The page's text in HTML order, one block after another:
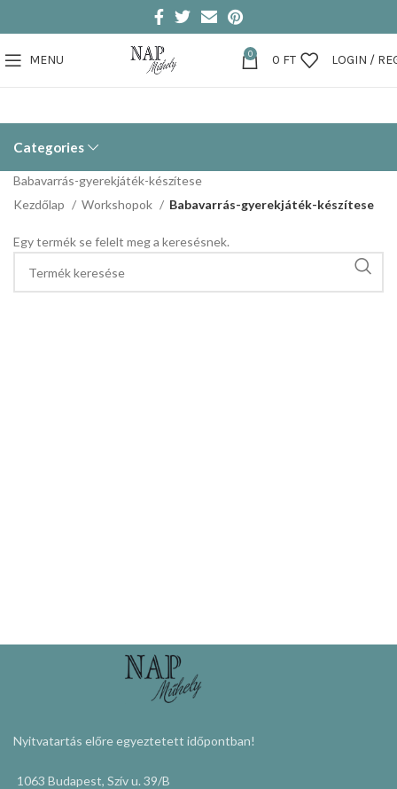
MENU 0 0 FT LOGIN /
Categories
Babavarrás-gyerekjáték-készítese
Kezdőlap
Workshopok Babavarrás-gyerekjáték-készítese
Egy termék se felelt meg a keresésnek.
Nyitvatartás előre egyeztetett időpontban!
1063 Budapest, Szív u. 39/B